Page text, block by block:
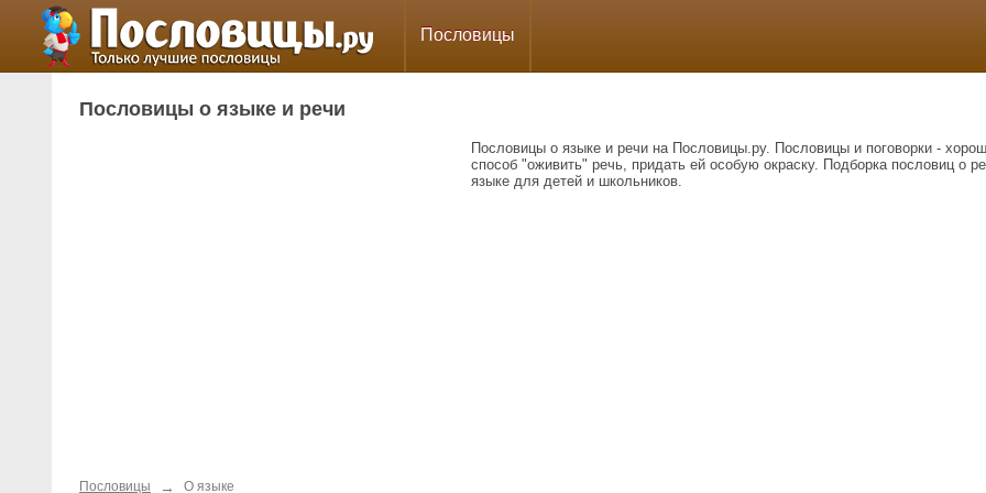
Пословицы
Пословицы о языке и речи
Пословицы о языке и речи на Пословицы.ру. Пословицы и поговорки -
способ "оживить" речь, придать ей особую окраску. Подборка пословиц о
языке для детей и школьников.
Пословицы → О языке